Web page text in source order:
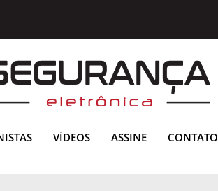
VÍDEOS ASSINE CONTATO